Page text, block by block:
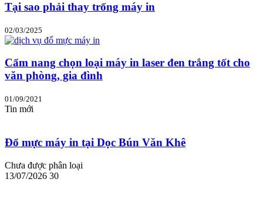
Tại sao phải thay trống máy in
02/03/2025
Cẩm nang chọn loại máy in laser đen trắng tốt cho
văn phòng, gia đình
01/09/2021
Tin mới
Đổ mực máy in tại Dọc Bún Văn Khê
Chưa được phân loại
13/07/2026 30